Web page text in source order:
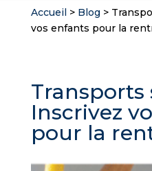
Accueil> Blog >
vos enfants pour la
Transports
Inscrivez
pour la